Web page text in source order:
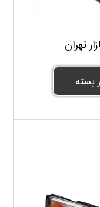
تهران
بسته